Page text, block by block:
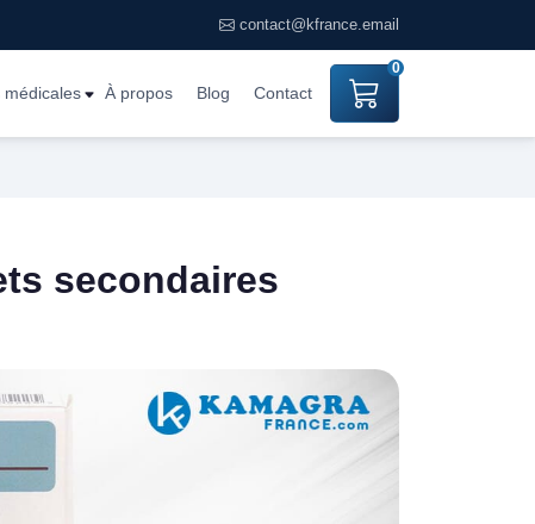
contact@kfrance.email
médicales À propos Blog Contact
0
secondaires